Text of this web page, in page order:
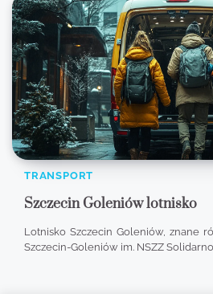
TRANSPORT
Szczecin Goleniów lotnisko
Lotnisko Szczecin Goleniów, znane
Szczecin-Goleniów im. NSZZ